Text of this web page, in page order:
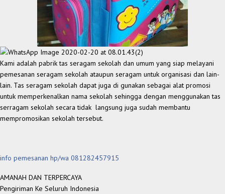
Kami adalah pabrik tas seragam sekolah dan umum yang siap melayani
pemesanan seragam sekolah ataupun seragam untuk organisasi dan lain-
lain. Tas seragam sekolah dapat juga di gunakan sebagai alat promosi
untuk memperkenalkan nama sekolah sehingga dengan menggunakan tas
serragam sekolah secara tidak langsung juga sudah membantu
mempromosikan sekolah tersebut.
info pemesanan hp/wa 081282457915
AMANAH DAN TERPERCAYA
Pengiriman Ke Seluruh Indonesia